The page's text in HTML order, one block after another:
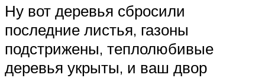
Ну вот деревья сбросили
последние листья, газоны
подстрижены, теплолюбивые
деревья укрыты, и ваш двор